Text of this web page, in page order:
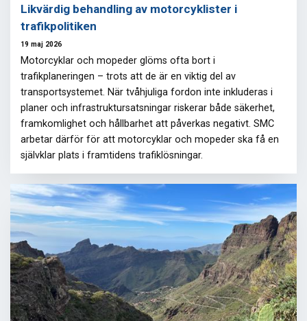
Likvärdig behandling av motorcyklister i
trafikpolitiken
19 maj 2026
Motorcyklar och mopeder glöms ofta bort i
trafikplaneringen – trots att de är en viktig del av
transportsystemet. När tvåhjuliga fordon inte inkluderas i
planer och infrastruktursatsningar riskerar både säkerhet,
framkomlighet och hållbarhet att påverkas negativt. SMC
arbetar därför för att motorcyklar och mopeder ska få en
självklar plats i framtidens trafiklösningar.